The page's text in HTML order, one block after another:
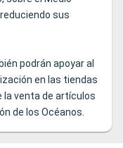
sus
podrán apoyar al
en las tiendas
la venta de artículos
de los Océanos.